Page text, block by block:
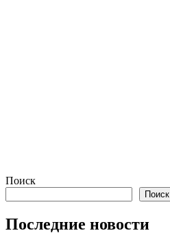
Поиск
Поиск
Последние новости